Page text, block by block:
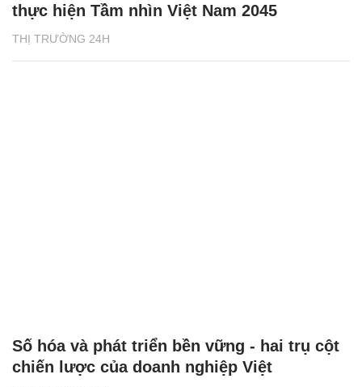
THỊ TRƯỜNG 24H
thực hiện Tầm nhìn Việt Nam 2045
Số hóa và phát triển bền vững - hai trụ cột
chiến lược của doanh nghiệp Việt